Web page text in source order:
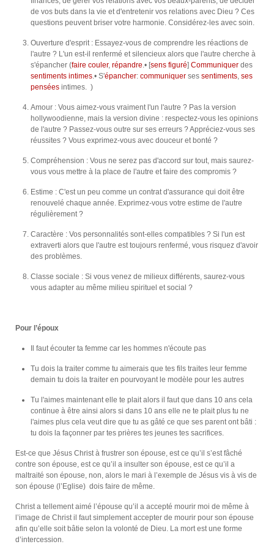
de vos buts dans la vie et d'entretenir vos relations avec Dieu ? Ces
questions peuvent briser votre harmonie. Considérez-les avec soin.
Ouverture d'esprit : Essayez-vous de comprendre les réactions de
l'autre ? L'un est-il renfermé et silencieux alors que l'autre cherche à
s'épancher (faire couler, répandre.• [sens figuré] Communiquer des
sentiments intimes.• S'épancher: communiquer ses sentiments, ses
pensées intimes. )
Amour : Vous aimez-vous vraiment l'un l'autre ? Pas la version
hollywoodienne, mais la version divine : respectez-vous les opinions
de l'autre ? Passez-vous outre sur ses erreurs ? Appréciez-vous ses
réussites ? Vous exprimez-vous avec douceur et bonté ?
Compréhension : Vous ne serez pas d'accord sur tout, mais saurez-
vous vous mettre à la place de l'autre et faire des compromis ?
Estime : C'est un peu comme un contrat d'assurance qui doit être
renouvelé chaque année. Exprimez-vous votre estime de l'autre
régulièrement ?
Caractère : Vos personnalités sont-elles compatibles ? Si l'un est
extraverti alors que l'autre est toujours renfermé, vous risquez d'avoir
des problèmes.
Classe sociale : Si vous venez de milieux différents, saurez-vous
vous adapter au même milieu spirituel et social ?
Pour l’époux
Il faut écouter ta femme car les hommes n'écoute pas
Tu dois la traiter comme tu aimerais que tes fils traites leur femme
demain tu dois la traiter en pourvoyant le modèle pour les autres
Tu l'aimes maintenant elle te plait alors il faut que dans 10 ans cela
continue à être ainsi alors si dans 10 ans elle ne te plait plus tu ne
l'aimes plus cela veut dire que tu as gâté ce que ses parent ont bâti :
tu dois la façonner par tes prières tes jeunes tes sacrifices.
Est-ce que Jésus Christ à frustrer son épouse, est ce qu’il s’est fâché
contre son épouse, est ce qu’il a insulter son épouse, est ce qu’il a
maltraité son épouse, non, alors le mari à l’exemple de Jésus vis à vis de
son épouse (l’Eglise) dois faire de même.
Christ a tellement aimé l’épouse qu’il a accepté mourir moi de même à
l’image de Christ il faut simplement accepter de mourir pour son épouse
afin qu’elle soit bâtie selon la volonté de Dieu. La mort est une forme
d’intercession.